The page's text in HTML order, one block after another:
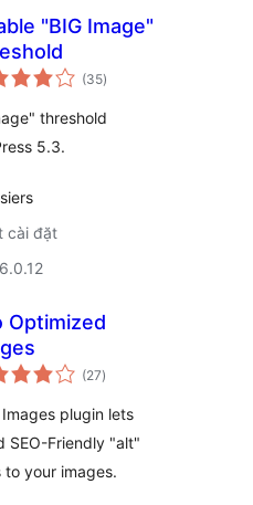
"BIG Image"
(35tổng
đánh
)
threshold
5.3.
cài đặt
Optimized
(27tổng
đánh
)
plugin lets
SEO-Friendly "alt"
your images.